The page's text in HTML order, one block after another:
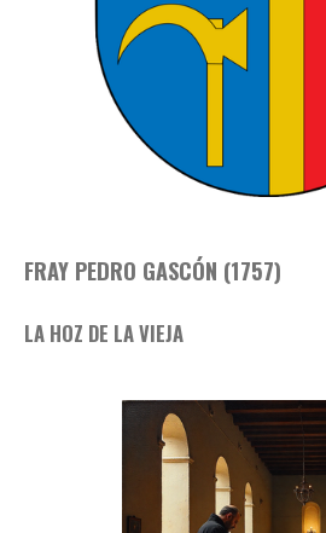
FRAY PEDRO GASCÓN (1757)
LA HOZ DE LA VIEJA